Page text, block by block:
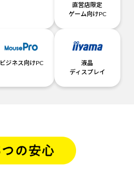
直営店限定
ゲーム向けPC
ビジネス向けPC
液晶
ディスプレイ